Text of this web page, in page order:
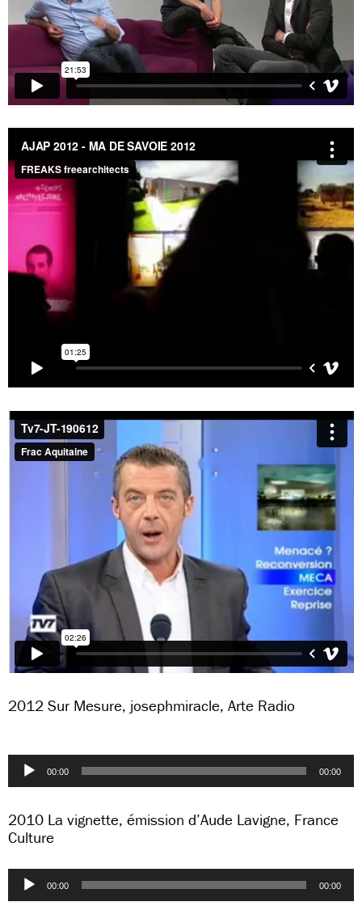
2012 Sur Mesure, josephmiracle, Arte Radio
Lecteur
audio
00:00 00:00
2010 La vignette, émission d’Aude Lavigne, France
Culture
Lecteur
audio
00:00 00:00